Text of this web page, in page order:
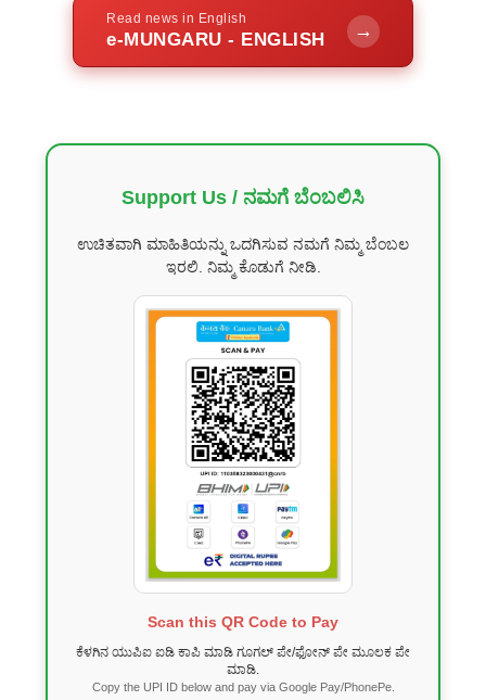
Read news in English
e-MUNGARU - ENGLISH →
Support Us / ನಮಗೆ ಬೆಂಬಲಿಸಿ
ಉಚಿತವಾಗಿ ಮಾಹಿತಿಯನ್ನು ಒದಗಿಸುವ ನಮಗೆ ನಿಮ್ಮ ಬೆಂಬಲ
ಇರಲಿ. ನಿಮ್ಮ ಕೊಡುಗೆ ನೀಡಿ.
Scan this QR Code to Pay
ಕೆಳಗಿನ ಯುಪಿಐ ಐಡಿ ಕಾಪಿ ಮಾಡಿ ಗೂಗಲ್ ಪೇ/ಫೋನ್ ಪೇ ಮೂಲಕ ಪೇ
ಮಾಡಿ.
Copy the UPI ID below and pay via Google Pay/PhonePe.